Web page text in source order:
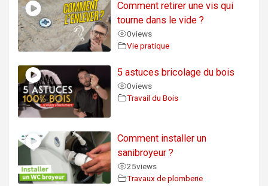
Comment retirer une vis qui
tourne dans le vide ?
0views
Vie pratique
5 astuces bricolage du bois
0views
Travail du Bois
Comment installer un
sanibroyeur ?
25views
Travaux de plomberie